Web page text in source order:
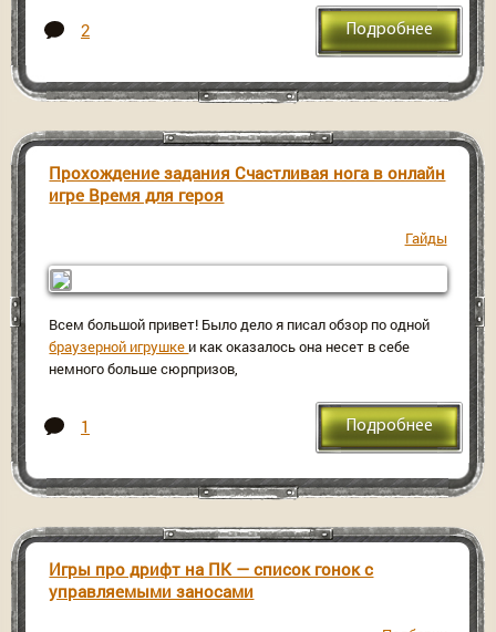
2 Подробнее
Прохождение задания Счастливая нога в онлайн
игре Время для героя
Гайды
Всем большой привет! Было дело я писал обзор по одной
браузерной игрушке и как оказалось она несет в себе
немного больше сюрпризов,
1 Подробнее
Игры про дрифт на ПК — список гонок с
управляемыми заносами